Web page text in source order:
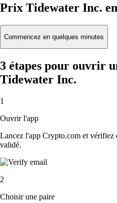
Prix Tidewater Inc.
Commencez en quelques minutes
3 étapes pour ouvrir
Tidewater Inc.
1
Ouvrir l'app
Lancez l'app Crypto.com et vérifiez
validé.
2
Choisir une paire